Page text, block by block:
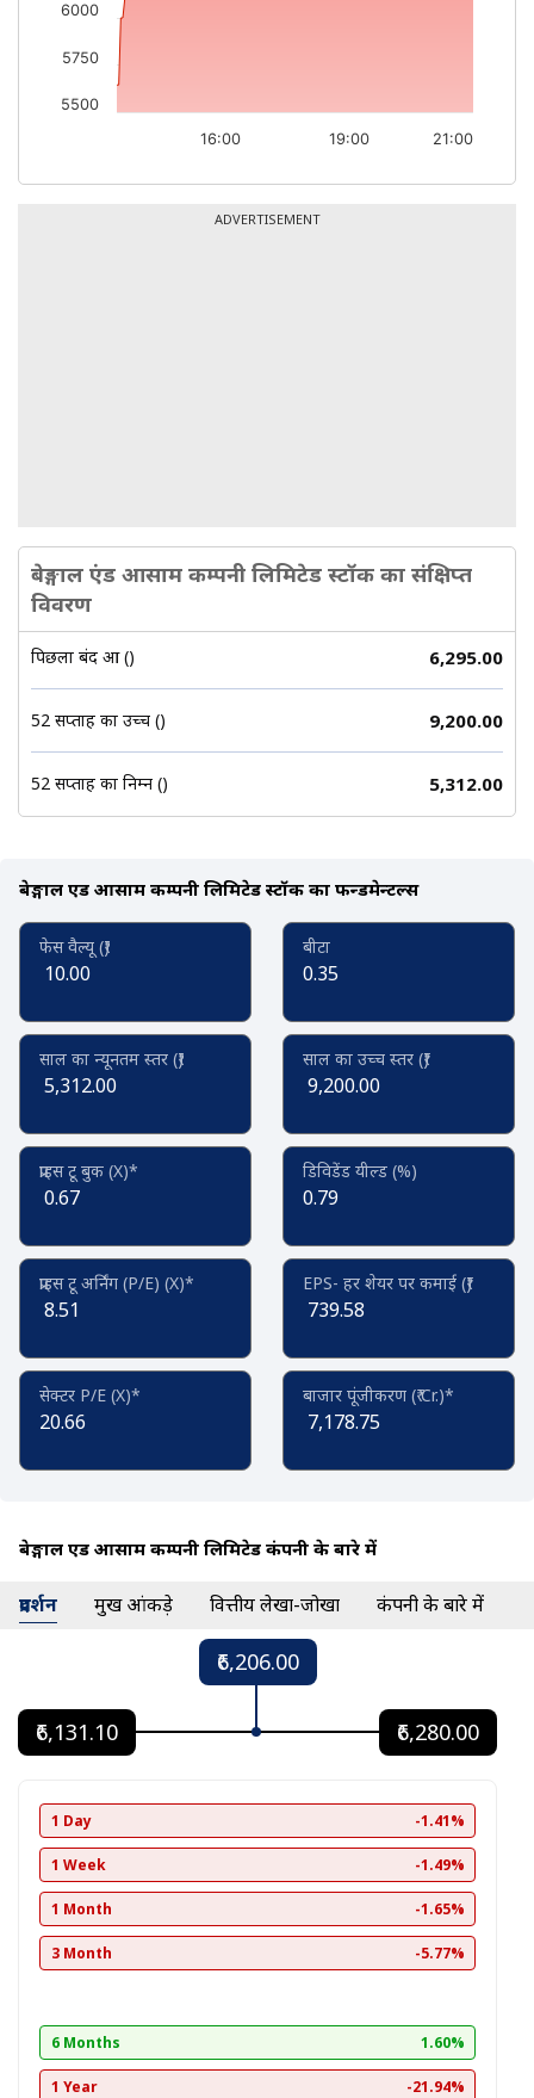
21:00
16:00 19:00
5500
5750
6000
ADVERTISEMENT
बेङ्गाल एंड आसाम कम्पनी लिमिटेड स्टॉक का संक्षिप्त
विवरण
पिछला बंद हुआ (₹) 6,295.00
52 सप्ताह का उच्च (₹) 9,200.00
52 सप्ताह का निम्न (₹) 5,312.00
बेङ्गाल एंड आसाम कम्पनी लिमिटेड स्टॉक का फन्डमेन्टल्स
फेस वैल्यू (₹)
10.00
बीटा
0.35
साल का न्यूनतम स्तर (₹)
5,312.00
साल का उच्च स्तर (₹)
9,200.00
प्राइस टू बुक (X)*
0.67
डिविडेंड यील्ड (%)
0.79
प्राइस टू अर्निंग (P/E) (X)*
8.51
EPS- हर शेयर पर कमाई (₹)
739.58
सेक्टर P/E (X)*
20.66
बाजार पूंजीकरण (₹ Cr.)*
7,178.75
बेङ्गाल एंड आसाम कम्पनी लिमिटेड कंपनी के बारे में
प्रदर्शन प्रमुख आंकड़े वित्तीय लेखा-जोखा कंपनी के बारे में
₹6,206.00
₹6,131.10 ₹6,280.00
1 Day -1.41%
1 Week -1.49%
1 Month -1.65%
3 Month -5.77%
6 Months 1.60%
1 Year -21.94%